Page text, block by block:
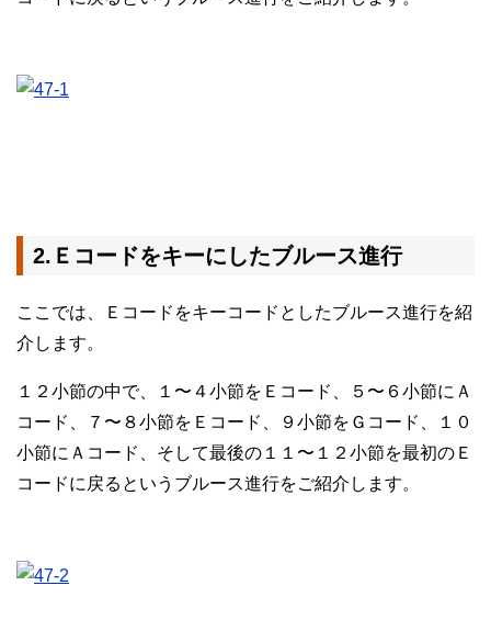
2.Ｅコードをキーにしたブルース進行
ここでは、Ｅコードをキーコードとしたブルース進行を紹
介します。
１２小節の中で、１〜４小節をＥコード、５〜６小節にＡ
コード、７〜８小節をＥコード、９小節をＧコード、１０
小節にＡコード、そして最後の１１〜１２小節を最初のＥ
コードに戻るというブルース進行をご紹介します。